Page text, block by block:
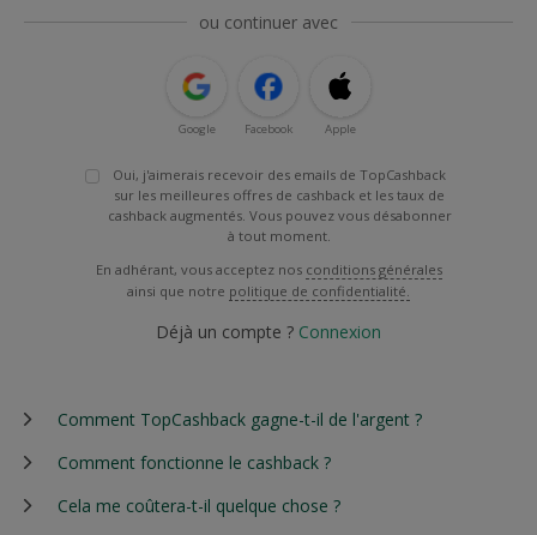
ou continuer avec
Google Facebook Apple
Oui, j'aimerais recevoir des emails de TopCashback
sur les meilleures offres de cashback et les taux de
cashback augmentés. Vous pouvez vous désabonner
à tout moment.
En adhérant, vous acceptez nos conditions générales
ainsi que notre politique de confidentialité.
Déjà un compte ? Connexion
Comment TopCashback gagne-t-il de l'argent ?
Comment fonctionne le cashback ?
Cela me coûtera-t-il quelque chose ?